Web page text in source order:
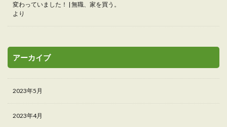
変わっていました！ | 無職、家を買う。
より
アーカイブ
2023年5月
2023年4月